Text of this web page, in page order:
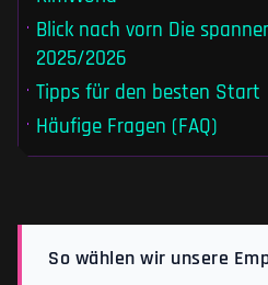
Blick nach vorn Die
2025/2026
Tipps für den besten Start
Häufige Fragen (FAQ)
So wählen wir unsere